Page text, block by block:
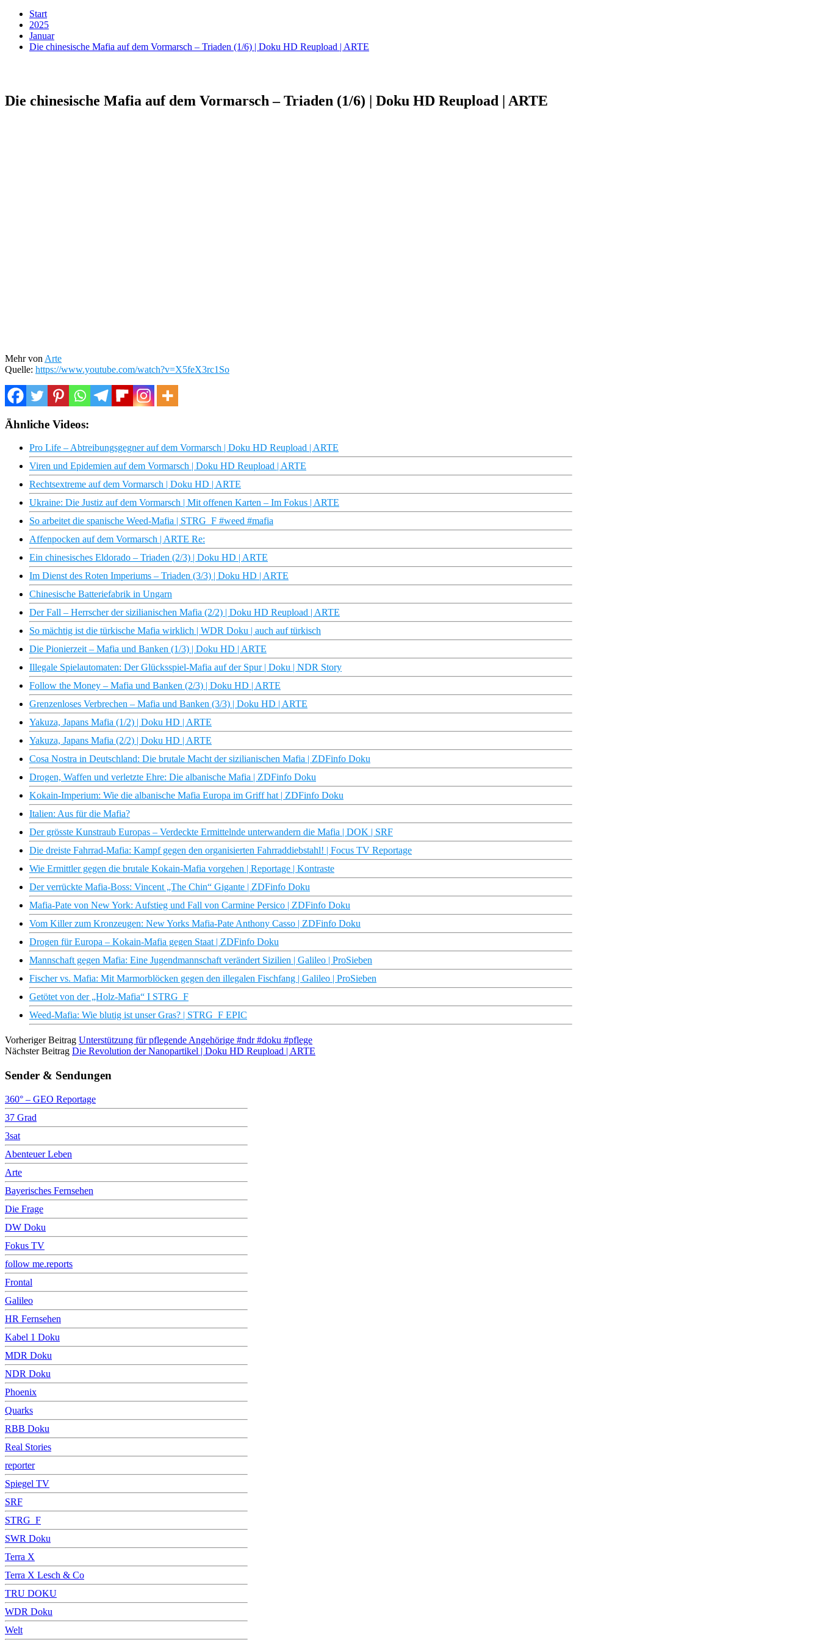
Start
2025
Januar
Die chinesische Mafia auf dem Vormarsch – Triaden (1/6) | Doku HD Reupload | ARTE
Die chinesische Mafia auf dem Vormarsch – Triaden (1/6) | Doku HD Reupload | ARTE
Mehr von Arte
Quelle: https://www.youtube.com/watch?v=X5feX3rc1So
Ähnliche Videos:
Pro Life – Abtreibungsgegner auf dem Vormarsch | Doku HD Reupload | ARTE
Viren und Epidemien auf dem Vormarsch | Doku HD Reupload | ARTE
Rechtsextreme auf dem Vormarsch | Doku HD | ARTE
Ukraine: Die Justiz auf dem Vormarsch | Mit offenen Karten – Im Fokus | ARTE
So arbeitet die spanische Weed-Mafia | STRG_F #weed #mafia
Affenpocken auf dem Vormarsch | ARTE Re:
Ein chinesisches Eldorado – Triaden (2/3) | Doku HD | ARTE
Im Dienst des Roten Imperiums – Triaden (3/3) | Doku HD | ARTE
Chinesische Batteriefabrik in Ungarn
Der Fall – Herrscher der sizilianischen Mafia (2/2) | Doku HD Reupload | ARTE
So mächtig ist die türkische Mafia wirklich | WDR Doku | auch auf türkisch
Die Pionierzeit – Mafia und Banken (1/3) | Doku HD | ARTE
Illegale Spielautomaten: Der Glücksspiel-Mafia auf der Spur | Doku | NDR Story
Follow the Money – Mafia und Banken (2/3) | Doku HD | ARTE
Grenzenloses Verbrechen – Mafia und Banken (3/3) | Doku HD | ARTE
Yakuza, Japans Mafia (1/2) | Doku HD | ARTE
Yakuza, Japans Mafia (2/2) | Doku HD | ARTE
Cosa Nostra in Deutschland: Die brutale Macht der sizilianischen Mafia | ZDFinfo Doku
Drogen, Waffen und verletzte Ehre: Die albanische Mafia | ZDFinfo Doku
Kokain-Imperium: Wie die albanische Mafia Europa im Griff hat | ZDFinfo Doku
Italien: Aus für die Mafia?
Der grösste Kunstraub Europas – Verdeckte Ermittelnde unterwandern die Mafia | DOK | SRF
Die dreiste Fahrrad-Mafia: Kampf gegen den organisierten Fahrraddiebstahl! | Focus TV Reportage
Wie Ermittler gegen die brutale Kokain-Mafia vorgehen | Reportage | Kontraste
Der verrückte Mafia-Boss: Vincent „The Chin“ Gigante | ZDFinfo Doku
Mafia-Pate von New York: Aufstieg und Fall von Carmine Persico | ZDFinfo Doku
Vom Killer zum Kronzeugen: New Yorks Mafia-Pate Anthony Casso | ZDFinfo Doku
Drogen für Europa – Kokain-Mafia gegen Staat | ZDFinfo Doku
Mannschaft gegen Mafia: Eine Jugendmannschaft verändert Sizilien | Galileo | ProSieben
Fischer vs. Mafia: Mit Marmorblöcken gegen den illegalen Fischfang | Galileo | ProSieben
Getötet von der „Holz-Mafia“ I STRG_F
Weed-Mafia: Wie blutig ist unser Gras? | STRG_F EPIC
Vorheriger Beitrag Unterstützung für pflegende Angehörige #ndr #doku #pflege
Nächster Beitrag Die Revolution der Nanopartikel | Doku HD Reupload | ARTE
Sender & Sendungen
360° – GEO Reportage
37 Grad
3sat
Abenteuer Leben
Arte
Bayerisches Fernsehen
Die Frage
DW Doku
Fokus TV
follow me.reports
Frontal
Galileo
HR Fernsehen
Kabel 1 Doku
MDR Doku
NDR Doku
Phoenix
Quarks
RBB Doku
Real Stories
reporter
Spiegel TV
SRF
STRG_F
SWR Doku
Terra X
Terra X Lesch & Co
TRU DOKU
WDR Doku
Welt